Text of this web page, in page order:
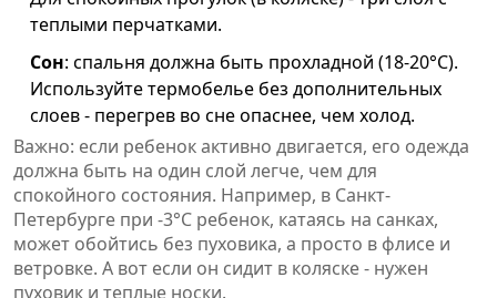
теплыми перчатками.
Сон: спальня должна быть прохладной (18-20°C).
Используйте термобелье без дополнительных
слоев - перегрев во сне опаснее, чем холод.
Важно: если ребенок активно двигается, его одежда
должна быть на один слой легче, чем для
спокойного состояния. Например, в Санкт-
Петербурге при -3°C ребенок, катаясь на санках,
может обойтись без пуховика, а просто в флисе и
ветровке. А вот если он сидит в коляске - нужен
пуховик и теплые носки.